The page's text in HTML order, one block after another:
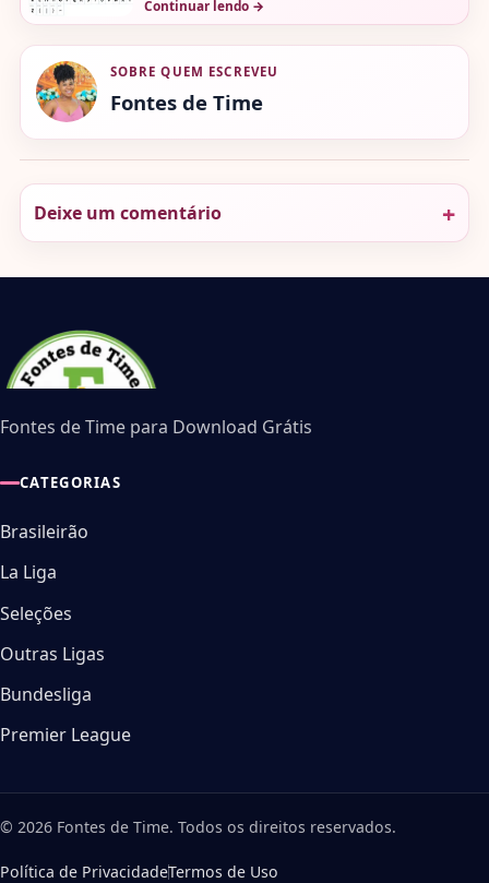
Continuar lendo →
SOBRE QUEM ESCREVEU
Fontes de Time
Deixe um comentário
Fontes de Time para Download Grátis
CATEGORIAS
Brasileirão
La Liga
Seleções
Outras Ligas
Bundesliga
Premier League
© 2026 Fontes de Time. Todos os direitos reservados.
Política de PrivacidadeTermos de Uso